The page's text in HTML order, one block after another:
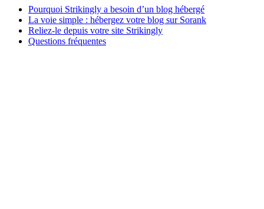
Pourquoi Strikingly a besoin d’un blog hébergé
La voie simple : hébergez votre blog sur Sorank
Reliez-le depuis votre site Strikingly
Questions fréquentes